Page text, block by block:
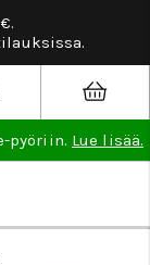
pyöriin. Lue lisää.